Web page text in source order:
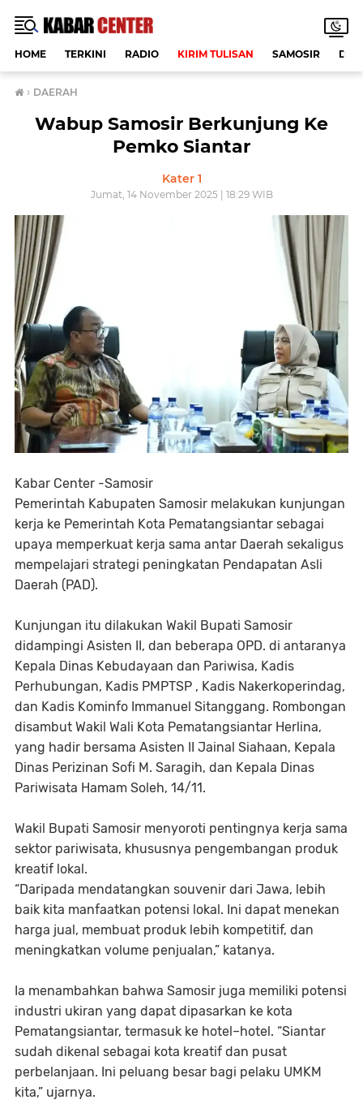
HOME TERKINI RADIO KIRIM TULISAN SAMOSIR
› DAERAH
Wabup Samosir Berkunjung Ke
Pemko Siantar
Kater 1
Jumat, 14 November 2025 | 18:29 WIB
Kabar Center -Samosir
Pemerintah Kabupaten Samosir melakukan kunjungan
kerja ke Pemerintah Kota Pematangsiantar sebagai
upaya memperkuat kerja sama antar Daerah sekaligus
mempelajari strategi peningkatan Pendapatan Asli
Daerah (PAD).
Kunjungan itu dilakukan Wakil Bupati Samosir
didampingi Asisten II, dan beberapa OPD. di antaranya
Kepala Dinas Kebudayaan dan Pariwisa, Kadis
Perhubungan, Kadis PMPTSP , Kadis Nakerkoperindag,
dan Kadis Kominfo Immanuel Sitanggang. Rombongan
disambut Wakil Wali Kota Pematangsiantar Herlina,
yang hadir bersama Asisten II Jainal Siahaan, Kepala
Dinas Perizinan Sofi M. Saragih, dan Kepala Dinas
Pariwisata Hamam Soleh, 14/11.
Wakil Bupati Samosir menyoroti pentingnya kerja sama
sektor pariwisata, khususnya pengembangan produk
kreatif lokal.
“Daripada mendatangkan souvenir dari Jawa, lebih
baik kita manfaatkan potensi lokal. Ini dapat menekan
harga jual, membuat produk lebih kompetitif, dan
meningkatkan volume penjualan,” katanya.
Ia menambahkan bahwa Samosir juga memiliki potensi
industri ukiran yang dapat dipasarkan ke kota
Pematangsiantar, termasuk ke hotel–hotel. “Siantar
sudah dikenal sebagai kota kreatif dan pusat
perbelanjaan. Ini peluang besar bagi pelaku UMKM
kita,” ujarnya.